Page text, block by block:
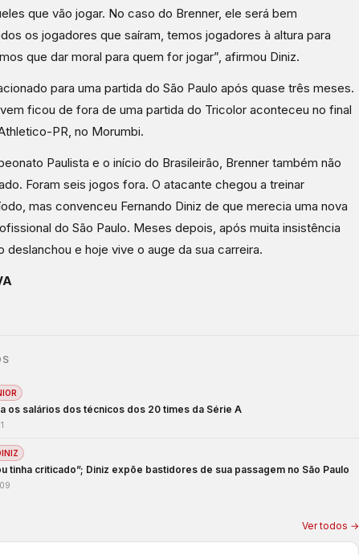
que vão jogar. No caso do Brenner, ele será bem
os jogadores que saíram, temos jogadores à altura para
que dar moral para quem for jogar”, afirmou Diniz.
para uma partida do São Paulo após quase três meses.
ficou de fora de uma partida do Tricolor aconteceu no final
PR, no Morumbi.
Paulista e o início do Brasileirão, Brenner também não
Foram seis jogos fora. O atacante chegou a treinar
mas convenceu Fernando Diniz de que merecia uma nova
do São Paulo. Meses depois, após muita insistência
deslanchou e hoje vive o auge da sua carreira.
os salários dos técnicos dos 20 times da Série A
tinha criticado”; Diniz expõe bastidores de sua passagem no São Paulo
Ver todos →